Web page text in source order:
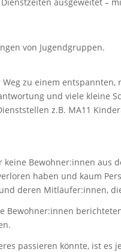
von Jugendgruppen.
zu einem
und viele kleine
z.B. MA11
Bewohner:innen aus
haben und kaum
deren Mitläufer:innen,
Bewohner:innen
passieren könnte, ist es